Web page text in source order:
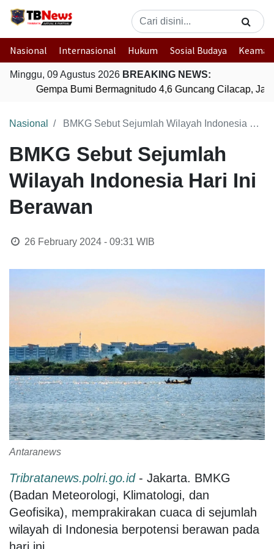
Nasional Internasional Hukum Sosial Budaya
Minggu, 09 Agustus 2026 BREAKING NEWS:
Gempa Bumi Bermagnitudo 4,6 Guncang Cilacap,
Nasional BMKG Sebut Sejumlah Wilayah Indonesia Hari Ini Berawan
BMKG Sebut Sejumlah
Wilayah Indonesia Hari Ini
Berawan
26 February 2024 - 09:31 WIB
Antaranews
Tribratanews.polri.go.id - Jakarta. BMKG
(Badan Meteorologi, Klimatologi, dan
Geofisika), memprakirakan cuaca di sejumlah
wilayah di Indonesia berpotensi berawan pada